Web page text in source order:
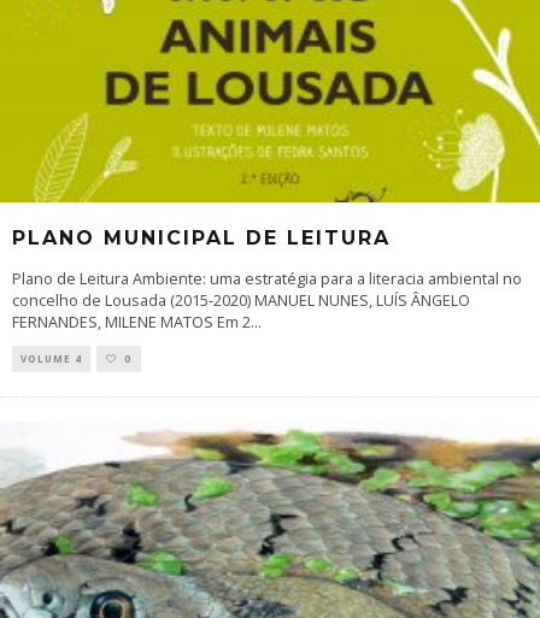
PLANO MUNICIPAL DE LEITURA
Plano de Leitura Ambiente: uma estratégia para a literacia ambiental no
concelho de Lousada (2015-2020) MANUEL NUNES, LUÍS ÂNGELO
FERNANDES, MILENE MATOS Em 2...
VOLUME 4 0